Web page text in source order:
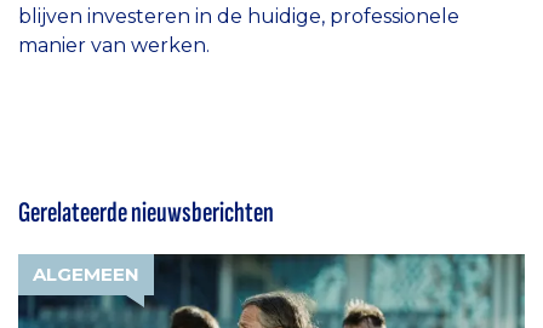
blijven investeren in de huidige, professionele
manier van werken.
Gerelateerde nieuwsberichten
ALGEMEEN